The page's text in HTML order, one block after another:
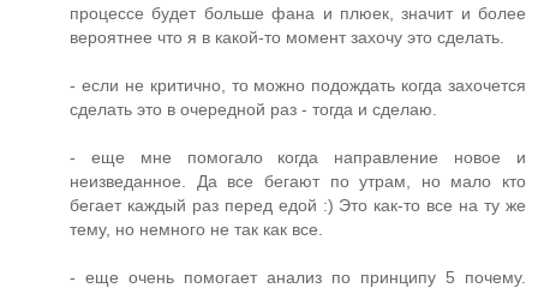
процессе будет больше фана и плюек, значит и более
вероятнее что я в какой-то момент захочу это сделать.
- если не критично, то можно подождать когда захочется
сделать это в очередной раз - тогда и сделаю.
- еще мне помогало когда направление новое и
неизведанное. Да все бегают по утрам, но мало кто
бегает каждый раз перед едой :) Это как-то все на ту же
тему, но немного не так как все.
- еще очень помогает анализ по принципу 5 почему.